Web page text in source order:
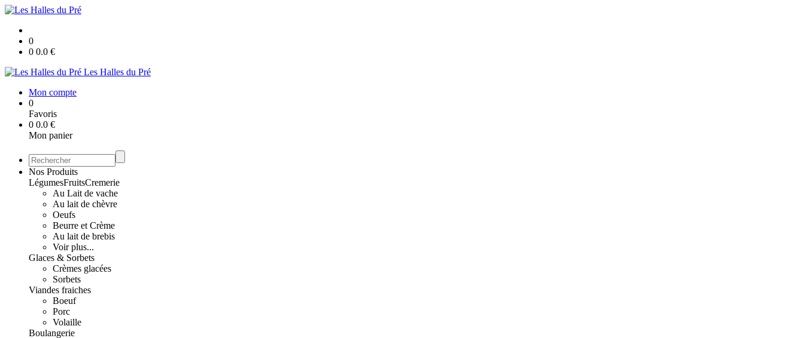
0
0 0.0 €
Les Halles du Pré
Mon compte
0
Favoris
0 0.0 €
Mon panier
Nos Produits
LégumesFruitsCremerie
Au Lait de vache
Au lait de chèvre
Oeufs
Beurre et Crème
Au lait de brebis
Voir plus...
Glaces & Sorbets
Crèmes glacées
Sorbets
Viandes fraiches
Boeuf
Porc
Volaille
Boulangerie